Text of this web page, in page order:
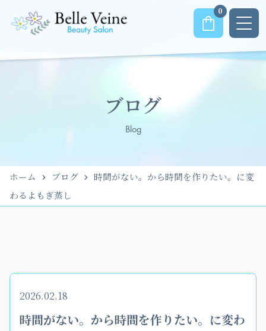
ブログ
Blog
ホーム ブログ
時間がない。から時間を作りたい。に変
わるよもぎ蒸し
2026.02.18
時間がない。から時間を作りたい。に変わ
0